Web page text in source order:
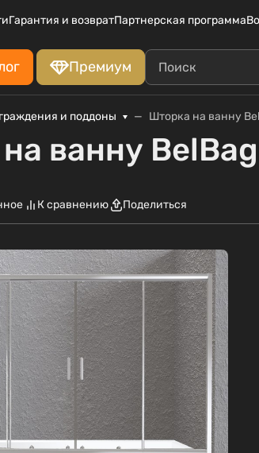
Гарантия и возвратПартнерская программа
Премиум
и поддоны Шторка на ванну
ванну
К сравнению Поделиться